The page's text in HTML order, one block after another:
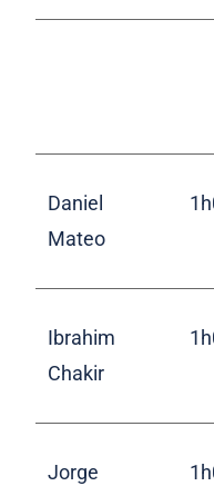
Daniel
Mateo
Ibrahim
Chakir
Jorge